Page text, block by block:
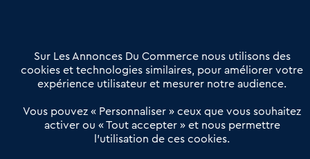
Offres Pro
Actualités
Qui sommes nous ?
Derniers articles
Réseau 3C : un partenaire national dédié aux transactions
Sur Les Annonces Du Commerce nous utilisons des
cookies et technologies similaires, pour améliorer votre
expérience utilisateur et mesurer notre audience.
Vous pouvez « Personnaliser » ceux que vous souhaitez
activer ou « Tout accepter » et nous permettre
l’utilisation de ces cookies.